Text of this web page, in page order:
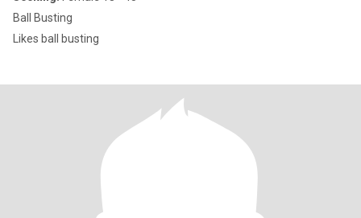
Ball Busting
Likes ball busting